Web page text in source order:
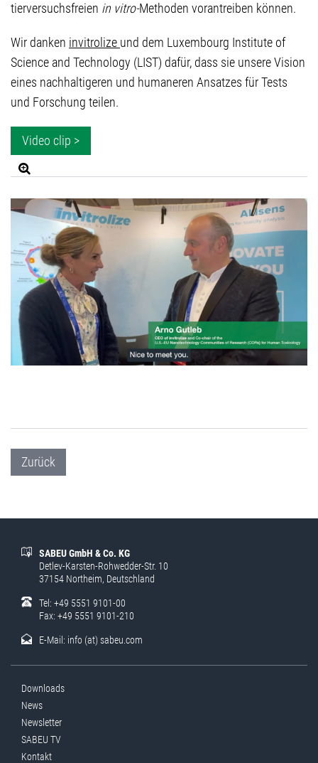
tierversuchsfreien in vitro-Methoden vorantreiben können.
Wir danken invitrolize und dem Luxembourg Institute of
Science and Technology (LIST) dafür, dass sie unsere Vision
eines nachhaltigeren und humaneren Ansatzes für Tests
und Forschung teilen.
Video clip >
Zurück
SABEU GmbH & Co. KG
Detlev-Karsten-Rohwedder-Str. 10
37154 Northeim, Deutschland
Tel: +49 5551 9101-00
Fax: +49 5551 9101-210
E-Mail: info (at) sabeu.com
Downloads
News
Newsletter
SABEU TV
Kontakt